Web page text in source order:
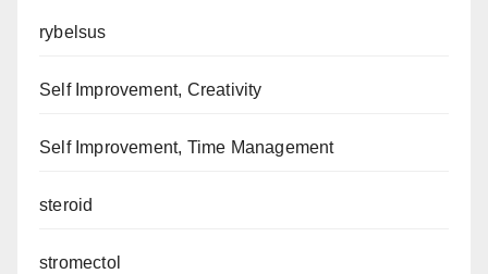
rybelsus
Self Improvement, Creativity
Self Improvement, Time Management
steroid
stromectol